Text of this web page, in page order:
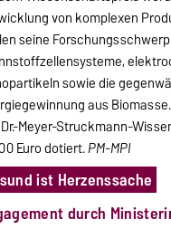
von komplexen
seine
sowie die
aus Biomasse.
Meyer-Struckmann-
Euro dotiert.PM-MPI
ist Herzenssache
durch